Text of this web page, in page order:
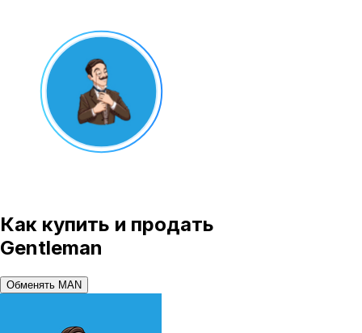
Как купить и продать
Gentleman
Обменять MAN